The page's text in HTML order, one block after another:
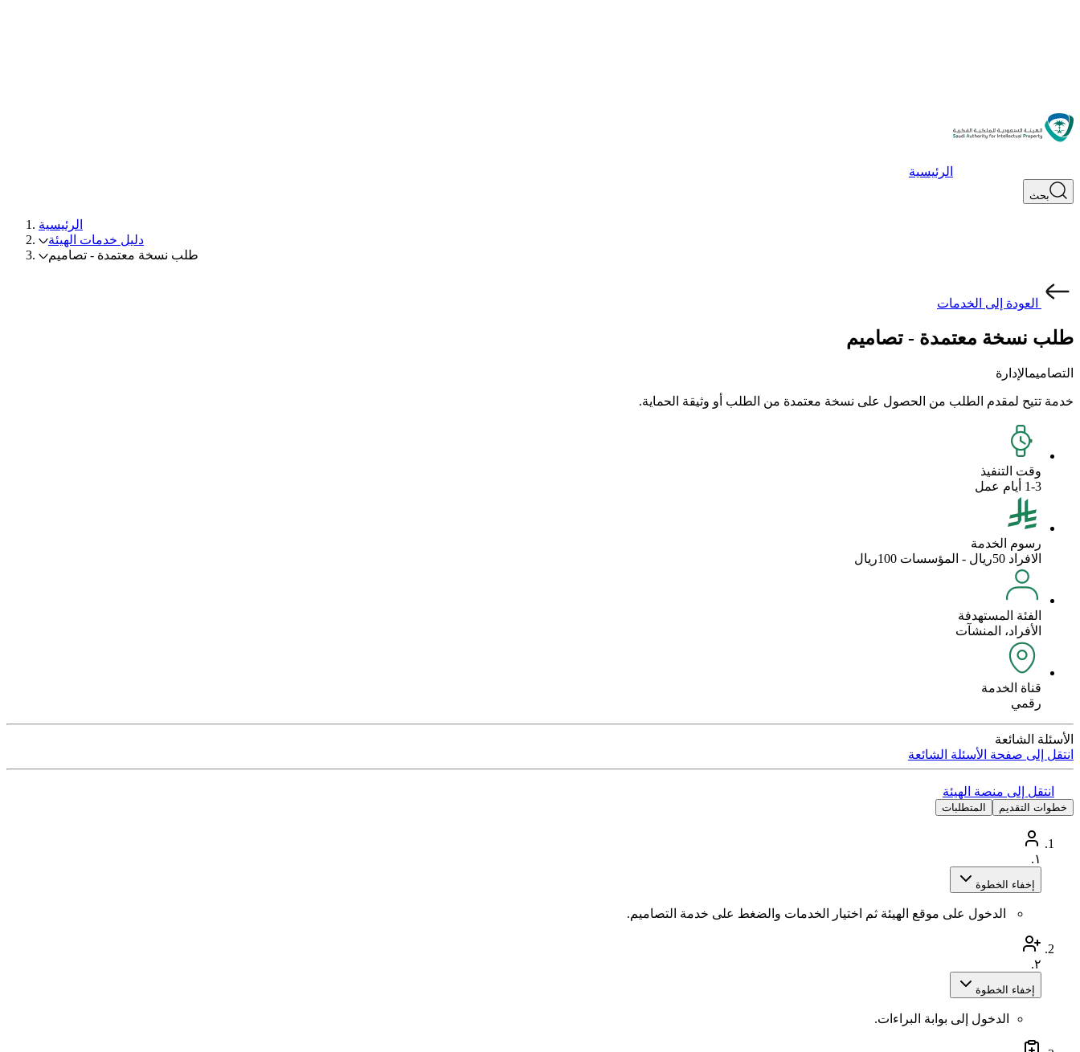
الرئيسية
بحث
الرئيسية
دليل خدمات الهيئة
طلب نسخة معتمدة - تصاميم
العودة إلى الخدمات
طلب نسخة معتمدة - تصاميم
التصاميمالإدارة
خدمة تتيح لمقدم الطلب من الحصول على نسخة معتمدة من الطلب أو وثيقة الحماية.
وقت التنفيذ
1-3 أيام عمل
رسوم الخدمة
الافراد 50ريال - المؤسسات 100ريال
الفئة المستهدفة
الأفراد، المنشآت
قناة الخدمة
رقمي
الأسئلة الشائعة
انتقل إلى صفحة الأسئلة الشائعة
انتقل إلى منصة الهيئة
خطوات التقديم المتطلبات
١.
إخفاء الخطوة
الدخول على موقع الهيئة ثم اختيار الخدمات والضغط على خدمة التصاميم.
٢.
إخفاء الخطوة
الدخول إلى بوابة البراءات.